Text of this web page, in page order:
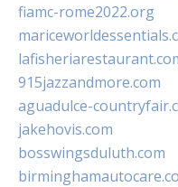
fiamc-rome2022.org
915jazzandmore.com
aguadulce-
jakehovis.com
bosswingsduluth.com